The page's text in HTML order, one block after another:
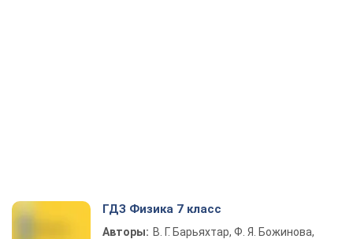
ГДЗ Физика 7 класс
Авторы: В. Г. Барьяхтар, Ф. Я. Божинова,